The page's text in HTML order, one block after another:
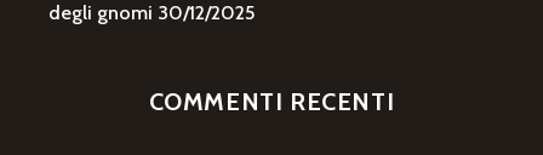
degli gnomi 30/12/2025
COMMENTI RECENTI